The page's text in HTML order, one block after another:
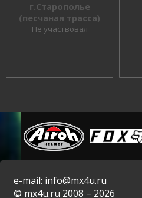
г.Старополье
(песчаная трасса)
Не участвовал
e-mail: info@mx4u.ru
© mx4u.ru 2008 – 2026